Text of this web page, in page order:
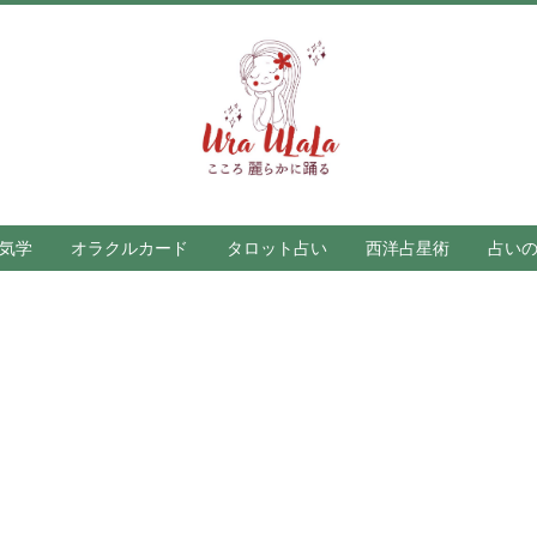
学 オラクルカード タロット占い 西洋占星術 占い